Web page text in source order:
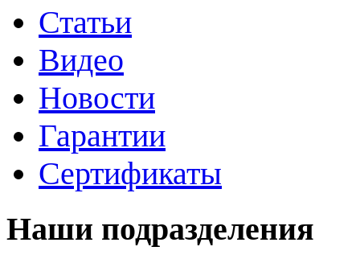
Статьи
Видео
Новости
Гарантии
Сертификаты
Наши подразделения